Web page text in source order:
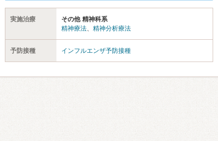
実施治療
その他 精神科系
精神療法、 精神分析療法
予防接種 インフルエンザ予防接種